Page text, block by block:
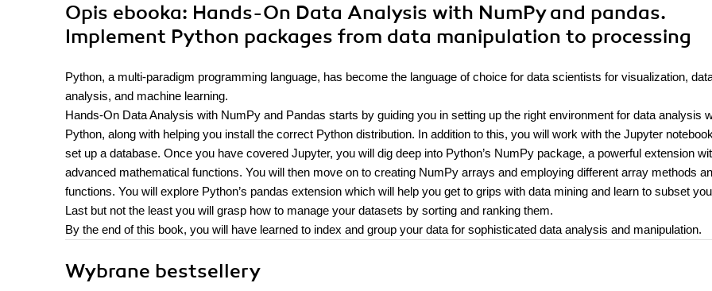
Opis ebooka: Hands-On Data Analysis with NumPy and pandas.
Implement Python packages from data manipulation to processing
Python, a multi-paradigm programming language, has become the language of choice for data scientists for visualization,
analysis, and machine learning.
Hands-On Data Analysis with NumPy and Pandas starts by guiding you in setting up the right environment for data analysis
Python, along with helping you install the correct Python distribution. In addition to this, you will work with the Jupyter
set up a database. Once you have covered Jupyter, you will dig deep into Python’s NumPy package, a powerful extension
advanced mathematical functions. You will then move on to creating NumPy arrays and employing different array methods
functions. You will explore Python’s pandas extension which will help you get to grips with data mining and learn to subset
Last but not the least you will grasp how to manage your datasets by sorting and ranking them.
By the end of this book, you will have learned to index and group your data for sophisticated data analysis and manipulation.
Wybrane bestsellery